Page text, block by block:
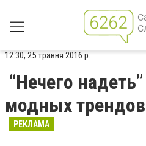
12:30, 25 травня 2016 р.
“Нечего
модных
РЕКЛАМА